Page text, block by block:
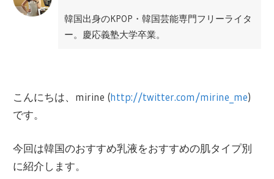
韓国出身のKPOP・韓国芸能専門フリーライタ
ー。慶応義塾大学卒業。
業をサポート。広告代理店勤務を経て、2012
年から韓国Mnetにて、M COUNTDONWやMAM
幅広い形で日韓文化交流にかかわっている。
こんにちは、mirine (http://twitter.com/mirine_me)
です。
今回は韓国のおすすめ乳液をおすすめの肌タイプ別
に紹介します。